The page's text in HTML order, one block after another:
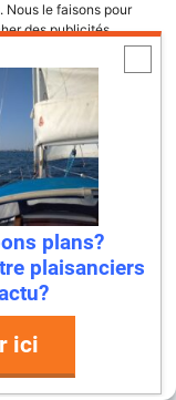
Nous le faisons pour
des publicités
nous autorisera à
navigation ou les ID
retirer son
fonctonnalités et
vos données
et
et
plans?
plaisanciers
ici